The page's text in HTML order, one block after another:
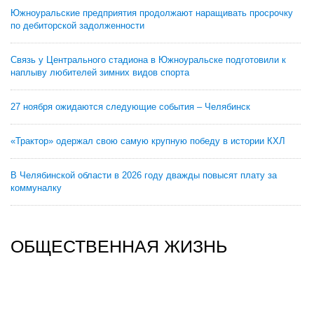
Южноуральские предприятия продолжают наращивать просрочку
по дебиторской задолженности
Связь у Центрального стадиона в Южноуральске подготовили к
наплыву любителей зимних видов спорта
27 ноября ожидаются следующие события – Челябинск
«Трактор» одержал свою самую крупную победу в истории КХЛ
В Челябинской области в 2026 году дважды повысят плату за
коммуналку
ОБЩЕСТВЕННАЯ ЖИЗНЬ